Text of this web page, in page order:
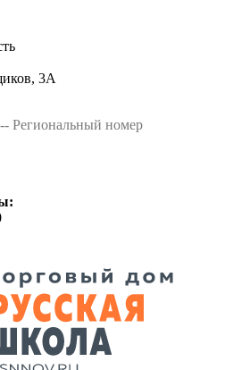
3А
-- Региональный номер